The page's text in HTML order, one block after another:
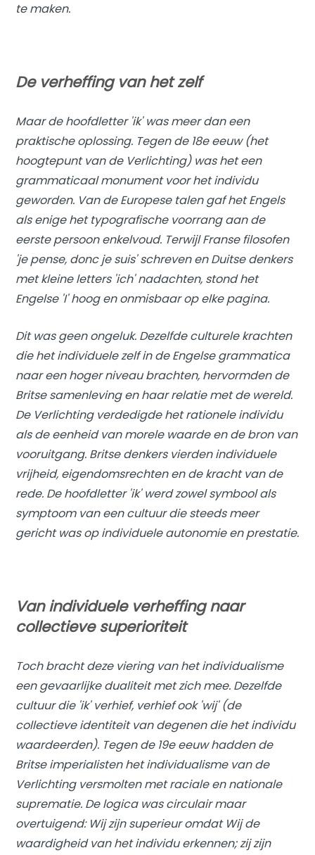
te maken.
De verheffing van het zelf
Maar de hoofdletter 'ik' was meer dan een
praktische oplossing. Tegen de 18e eeuw (het
hoogtepunt van de Verlichting) was het een
grammaticaal monument voor het individu
geworden. Van de Europese talen gaf het Engels
als enige het typografische voorrang aan de
eerste persoon enkelvoud. Terwijl Franse filosofen
'je pense, donc je suis' schreven en Duitse denkers
met kleine letters 'ich' nadachten, stond het
Engelse 'I' hoog en onmisbaar op elke pagina.
Dit was geen ongeluk. Dezelfde culturele krachten
die het individuele zelf in de Engelse grammatica
naar een hoger niveau brachten, hervormden de
Britse samenleving en haar relatie met de wereld.
De Verlichting verdedigde het rationele individu
als de eenheid van morele waarde en de bron van
vooruitgang. Britse denkers vierden individuele
vrijheid, eigendomsrechten en de kracht van de
rede. De hoofdletter 'ik' werd zowel symbool als
symptoom van een cultuur die steeds meer
gericht was op individuele autonomie en prestatie.
Van individuele verheffing naar
collectieve superioriteit
Toch bracht deze viering van het individualisme
een gevaarlijke dualiteit met zich mee. Dezelfde
cultuur die 'ik' verhief, verhief ook 'wij' (de
collectieve identiteit van degenen die het individu
waardeerden). Tegen de 19e eeuw hadden de
Britse imperialisten het individualisme van de
Verlichting versmolten met raciale en nationale
suprematie. De logica was circulair maar
overtuigend: Wijzijn superieur omdat Wijde
waardigheid van het individu erkennen;zijzijn